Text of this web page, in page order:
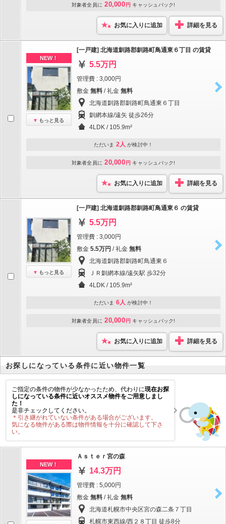
対象者全員に 20,000 円 キャッシュバック!
お気に入りに追加 詳細を見る
NEW！
もっと見る
[一戸建] 北海道釧路郡釧路町鳥通東６丁目 の賃貸
5.5万円
管理費 : 3,000円
敷金 無料 / 礼金 無料
北海道釧路郡釧路町鳥通東６丁目
釧網本線/遠矢 徒歩26分
4LDK / 105.9m²
ただいま 2人 が検討中！
対象者全員に 20,000 円 キャッシュバック!
お気に入りに追加 詳細を見る
もっと見る
[一戸建] 北海道釧路郡釧路町鳥通東６ の賃貸
5.5万円
管理費 : 3,000円
敷金 5.5万円 / 礼金 無料
北海道釧路郡釧路町鳥通東６
ＪＲ釧網本線/遠矢駅 歩32分
4LDK / 105.9m²
ただいま 6人 が検討中！
対象者全員に 20,000 円 キャッシュバック!
お気に入りに追加 詳細を見る
お探しになっている条件に近い物件一覧
ご指定の条件の物件が少なかったため、代わりに現在お探
しになっている条件に近いオススメ物件をご用意しまし
た！
是非チェックしてください。
＊引き継がれていない条件がある場合がございます。
気になる物件がある際は物件情報を十分に確認して下さ
い。
NEW！
Ａｓｔｅｒ宮の森
14.3万円
管理費 : 5,000円
敷金 無料 / 礼金 無料
北海道札幌市中央区宮の森二条７丁目
札幌市東西線/西２８丁目 徒歩8分